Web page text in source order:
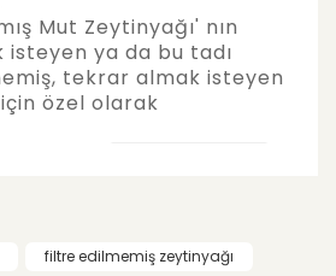
Mut Zeytinyağı' nın
isteyen ya da bu tadı
tekrar almak isteyen
özel olarak
iletebilirsiniz.
için teşekkür ederiz.
filtre edilmemiş zeytinyağı